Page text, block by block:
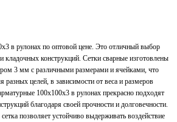
в рулонах по оптовой цене. Это отличный выбор
кладочных конструкций. Сетки сварные изготовлены
3 мм с различными размерами и ячейками, что
разных целей, в зависимости от веса и размеров
100х100х3 в рулонах прекрасно подходят
благодаря своей прочности и долговечности.
позволяет устойчиво выдерживать воздействие